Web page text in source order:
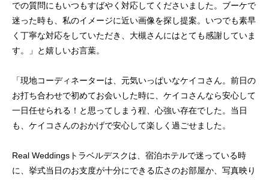
での質問にもいつもすばやく対応してくださいました。ブーケで
迷った時も、私のイメージに近い画像を探し提案。いつでも素早
く丁寧な対応をしていただき、大槻さんにはとても感謝していま
す。」と嬉しいお言葉。
「現地コーディネーターは、元気いっぱいなケイコさん。前日の
お打ち合わせで初めてお会いした時に、ケイコさんなら安心して
一日任せられる！と思ってしまう程、心強い存在でした。当日
も、ケイコさんのおかげで安心して楽しく過ごせました。
Real Weddingsトラベルデスクは、宿泊ホテルで迷っている時
に、挙式当日のお支度が十分にできる広さのお部屋か、写真映り